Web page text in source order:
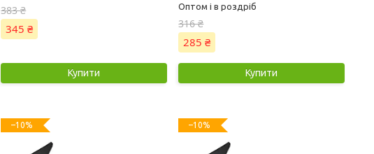
383 ₴
345 ₴
Купити
Оптом і в роздріб
316 ₴
285 ₴
Купити
–10% –10%